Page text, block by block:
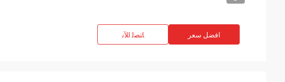
افضل سعر ﺎﺘﺼﻟ ﺍﻶﻧ